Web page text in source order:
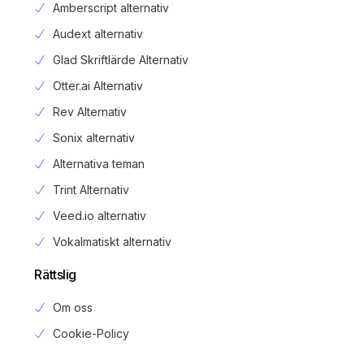
Amberscript alternativ
Audext alternativ
Glad Skriftlärde Alternativ
Otter.ai Alternativ
Rev Alternativ
Sonix alternativ
Alternativa teman
Trint Alternativ
Veed.io alternativ
Vokalmatiskt alternativ
Rättslig
Om oss
Cookie-Policy